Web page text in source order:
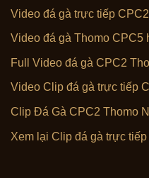
Video đá gà trực tiếp
Video đá gà Thomo CPC5
Full Video đá gà CPC2
Video Clip đá gà trực tiếp
Clip Đá Gà CPC2 Thomo
Xem lại Clip đá gà trực